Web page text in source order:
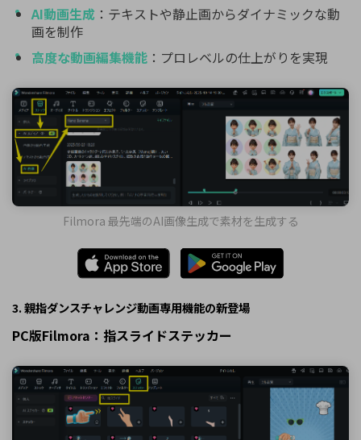
AI動画生成 ：テキストや静止画からダイナミックな動
画を制作
高度な動画編集機能 ：プロレベルの仕上がりを実現
Filmora 最先端のAI画像生成で素材を生成する
3. 親指ダンスチャレンジ動画専用機能の新登場
PC版Filmora：指スライドステッカー